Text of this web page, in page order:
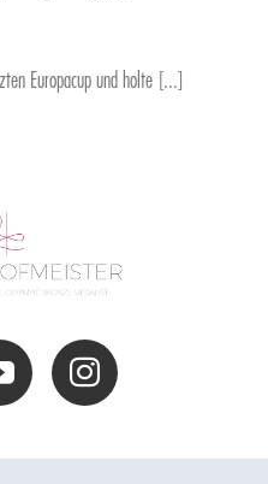
Europacup und holte [...]